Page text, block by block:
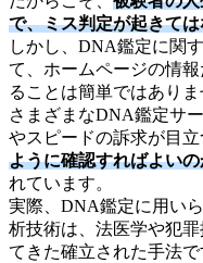
で、ミス判定が起きて
しかし、DNA鑑定に関
て、ホームページの情
ることは簡単ではあり
さまざまなDNA鑑定サ
やスピードの訴求が目立
ように確認すればよいの
れています。
実際、DNA鑑定に用いら
析技術は、法医学や犯
てきた確立された手法